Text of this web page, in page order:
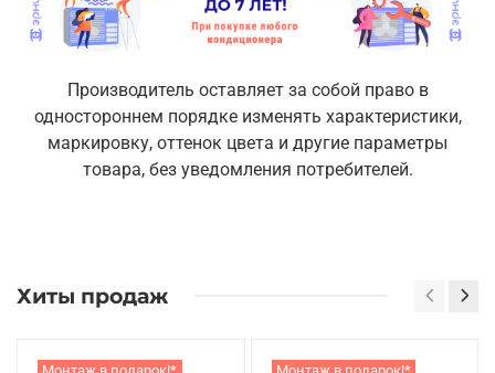
Производитель оставляет за собой право в
одностороннем порядке изменять характеристики,
маркировку, оттенок цвета и другие параметры
товара, без уведомления потребителей.
Хиты продаж